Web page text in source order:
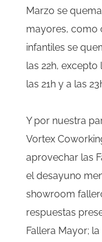
Marzo se
mayores, como
infantiles se
las 22h,
las 21h y a las
Y por nuestra
Vortex
aprovechar las
el desayuno
showroom
respuestas
Fallera Mayor; la